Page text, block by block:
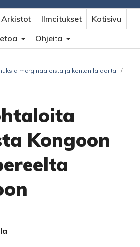
Arkistot Ilmoitukset
Kotisivu
Ohjeita
marginaaleista ja kentän laidoilta
/
Kongoon